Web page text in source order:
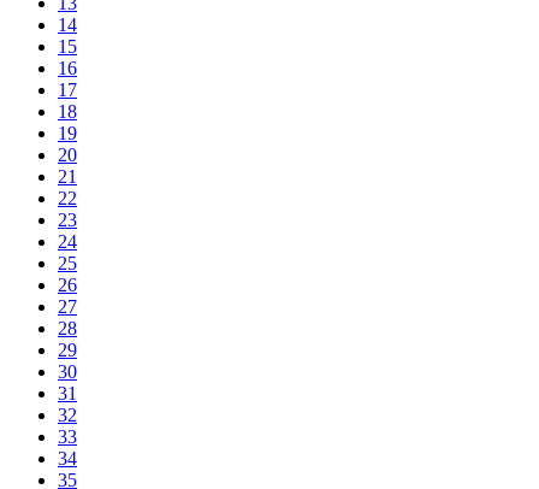
14
15
16
17
18
19
20
21
22
23
24
25
26
27
28
29
30
31
32
33
34
35